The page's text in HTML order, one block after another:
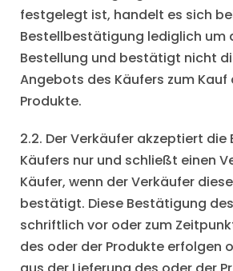
festgelegt ist, handelt es sich
Bestellbestätigung lediglich um
Bestellung und bestätigt nicht
Angebots des Käufers zum Kauf
Produkte.
2.2. Der Verkäufer akzeptiert die
Käufers nur und schließt einen
Käufer, wenn der Verkäufer
bestätigt. Diese Bestätigung
schriftlich vor oder zum
des oder der Produkte erfolgen